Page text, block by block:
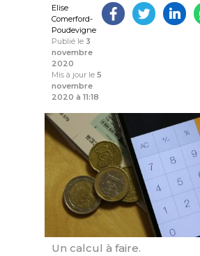
Elise
Comerford-
Poudevigne
Publié le 3
novembre
2020
Mis à jour le 5
novembre
2020 à 11:18
Un calcul à faire.